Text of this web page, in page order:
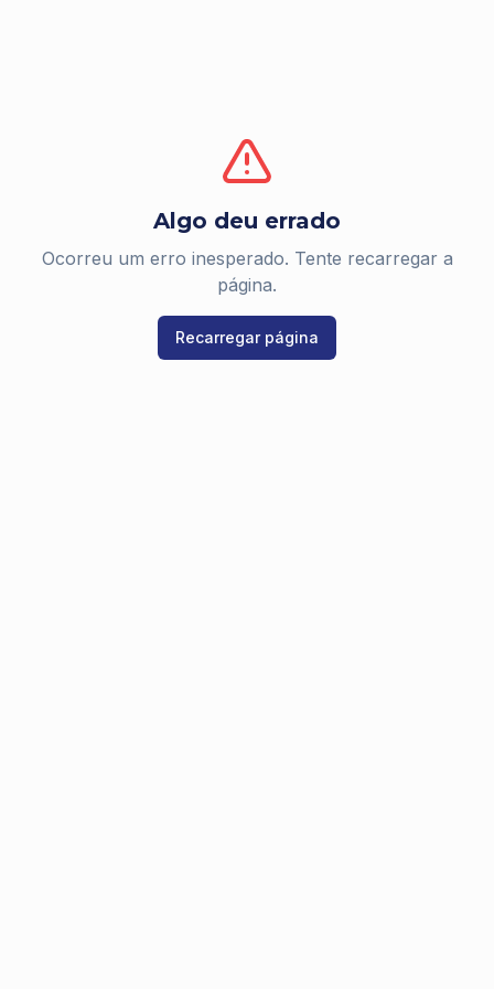
Algo deu errado
Ocorreu um erro inesperado. Tente recarregar a
página.
Recarregar página